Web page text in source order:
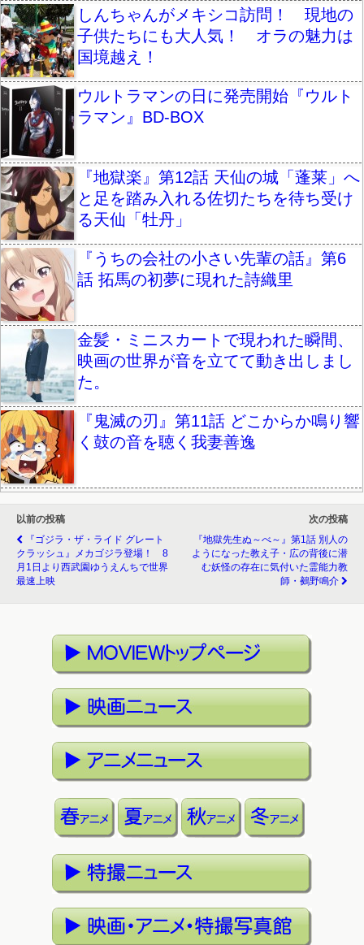
しんちゃんがメキシコ訪問！ 現地の
子供たちにも大人気！ オラの魅力は
国境越え！
ウルトラマンの日に発売開始『ウルト
ラマン』BD-BOX
『地獄楽』第12話 天仙の城「蓬莱」へ
と足を踏み入れる佐切たちを待ち受け
る天仙「牡丹」
『うちの会社の小さい先輩の話』第6
話 拓馬の初夢に現れた詩織里
金髪・ミニスカートで現われた瞬間、
映画の世界が音を立てて動き出しまし
た。
『鬼滅の刃』第11話 どこからか鳴り響
く鼓の音を聴く我妻善逸
以前の投稿
『ゴジラ・ザ・ライド グレート
クラッシュ』メカゴジラ登場！ 8
月1日より西武園ゆうえんちで世界
最速上映
次の投稿
『地獄先生ぬ～べ～』第1話 別人の
ようになった教え子・広の背後に潜
む妖怪の存在に気付いた霊能力教
師・鵺野鳴介